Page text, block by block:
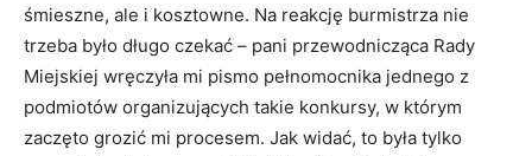
śmieszne, ale i kosztowne. Na reakcję burmistrza nie
trzeba było długo czekać – pani przewodnicząca Rady
Miejskiej wręczyła mi pismo pełnomocnika jednego z
podmiotów organizujących takie konkursy, w którym
zaczęto grozić mi procesem. Jak widać, to była tylko